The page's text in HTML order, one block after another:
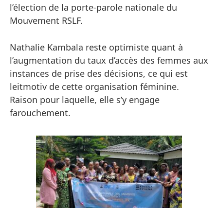
l’élection de la porte-parole nationale du
Mouvement RSLF.
Nathalie Kambala reste optimiste quant à
l’augmentation du taux d’accès des femmes aux
instances de prise des décisions, ce qui est
leitmotiv de cette organisation féminine.
Raison pour laquelle, elle s’y engage
farouchement.